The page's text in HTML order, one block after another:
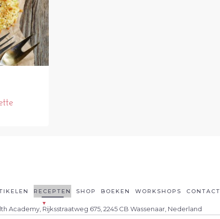
RECEPTEN SHOP BOEKEN WORKSHOPS CONTACT
Academy, Rijksstraatweg 675, 2245 CB Wassenaar, Nederland